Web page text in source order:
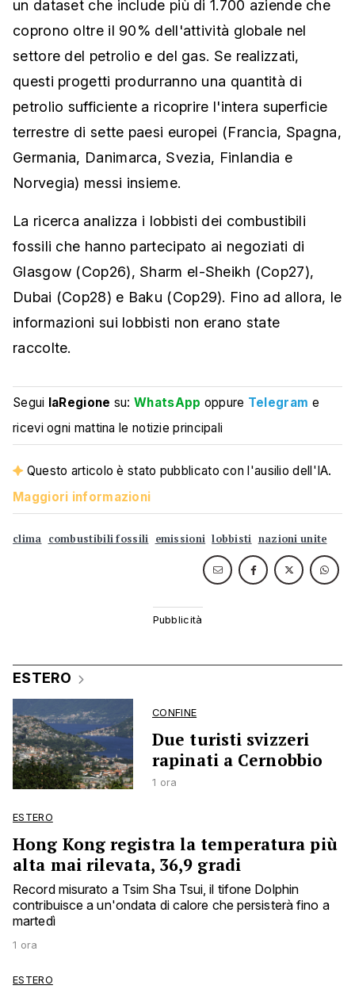
un dataset che include più di 1.700 aziende che
coprono oltre il 90% dell'attività globale nel
settore del petrolio e del gas. Se realizzati,
questi progetti produrranno una quantità di
petrolio sufficiente a ricoprire l'intera superficie
terrestre di sette paesi europei (Francia, Spagna,
Germania, Danimarca, Svezia, Finlandia e
Norvegia) messi insieme.
La ricerca analizza i lobbisti dei combustibili
fossili che hanno partecipato ai negoziati di
Glasgow (Cop26), Sharm el-Sheikh (Cop27),
Dubai (Cop28) e Baku (Cop29). Fino ad allora, le
informazioni sui lobbisti non erano state
raccolte.
Segui laRegione su:WhatsApp oppure Telegram e
ricevi ogni mattina le notizie principali
Questo articolo è stato pubblicato con l'ausilio dell'IA.
Maggiori informazioni
clima combustibili fossili emissioni lobbisti nazioni unite
ESTERO
CONFINE
Due turisti svizzeri
rapinati a Cernobbio
1 ora
ESTERO
Hong Kong registra la temperatura più
alta mai rilevata, 36,9 gradi
Record misurato a Tsim Sha Tsui, il tifone Dolphin
contribuisce a un'ondata di calore che persisterà fino a
martedì
1 ora
ESTERO